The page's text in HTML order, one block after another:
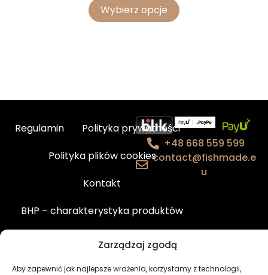
Zarządzaj zgodą
Aby zapewnić jak najlepsze wrażenia, korzystamy z technologii,
Wybierz opcje
Regulamin
Polityka prywatności
Polityka plików cookies
Kontakt
BHP – charakterystyka produktów
Moje konto
+48 668 559 599
contact@fishmade.e
u